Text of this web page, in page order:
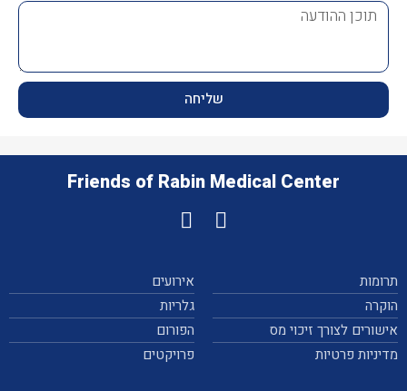
שליחה
Friends of Rabin Medical Center
תרומות
הוקרה
אישורים לצורך זיכוי מס
מדיניות פרטיות
אירועים
גלריות
הפורום
פרויקטים